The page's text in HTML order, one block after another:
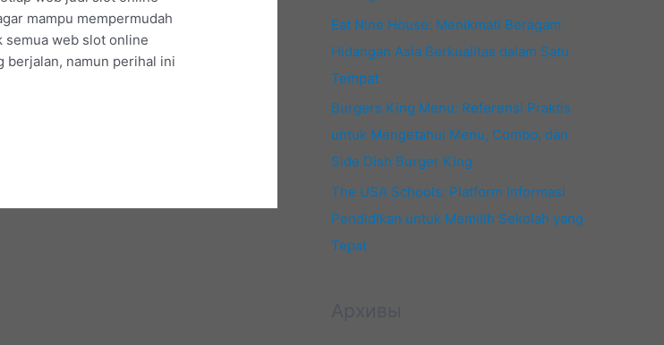
mampu mempermudah
web slot online
berjalan, namun perihal ini
Eat Nine House: Menikmati Beragam
Hidangan Asia Berkualitas dalam Satu
Tempat
Burgers King Menu: Referensi Praktis
untuk Mengetahui Menu, Combo, dan
Side Dish Burger King
The USA Schools: Platform Informasi
Pendidikan untuk Memilih Sekolah yang
Tepat